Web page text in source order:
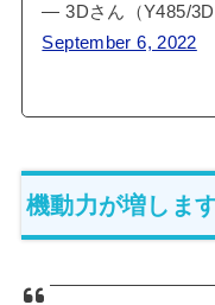
— 3Dさん（Y485/
September 6, 2022
機動力が増しま